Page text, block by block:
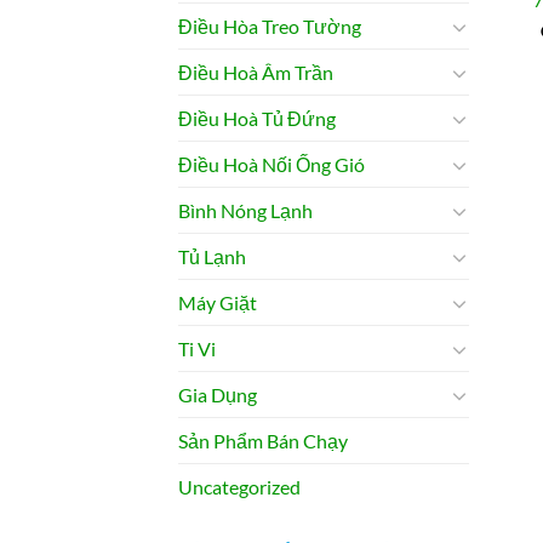
Điều Hòa Treo Tường
Điều Hoà Âm Trần
Điều Hoà Tủ Đứng
Điều Hoà Nối Ống Gió
Bình Nóng Lạnh
Tủ Lạnh
Máy Giặt
Ti Vi
Gia Dụng
Sản Phẩm Bán Chạy
Uncategorized